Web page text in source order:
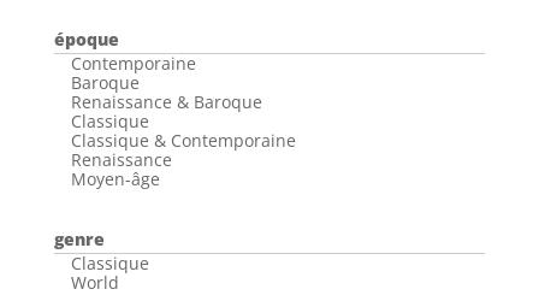
époque
Contemporaine
Baroque
Renaissance & Baroque
Classique
Classique & Contemporaine
Renaissance
Moyen-âge
genre
Classique
World